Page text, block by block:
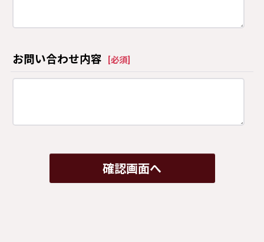
お問い合わせ内容 必須
確認画面へ